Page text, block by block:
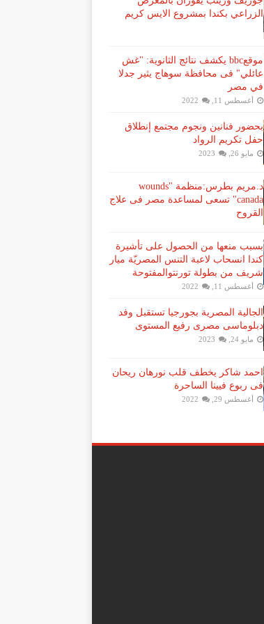
الزراعي بكندا بمشروع الايس كريم
موقعbbc يكشف نتائج الثانوية: "غش
عائلي" فى محافظة سوهاج يثير جدلا
في مصر
أغسطس 11, 2022
بحضور فنانين ونجوم مجتمع إنطلاق
حفل تكريم الرواد
مايو 26, 2023
د.مريم بطرس:منظمة "wounds
canada" تسعى لمساعدة مصر فى علاج
القروح
بسبب منعها من الحصول على تأشيرة
كندا انسحاب لاعبة ​التنس​ المصريّة ​ميار
شريف​ من بطولة ​تورنتو​المفتوحة
أغسطس 11, 2022
الجالية المصرية بجورجيا تستقبل وفد
دبلوماسى مصرى رفيع المستوى
مايو 24, 2023
احمد شاكر يخطف قلب نورهان ريحان
فى ربوع فيينا الساحرة
أغسطس 29, 2022